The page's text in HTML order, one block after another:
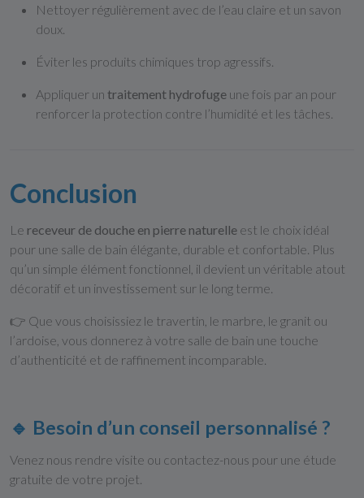
Nettoyer régulièrement avec de l’eau claire et un savon
doux.
Éviter les produits chimiques trop agressifs.
Appliquer un traitement hydrofuge une fois par an pour
renforcer la protection contre l’humidité et les tâches.
Conclusion
Le receveur de douche en pierre naturelle est le choix idéal
pour une salle de bain élégante, durable et confortable. Plus
qu’un simple élément fonctionnel, il devient un véritable atout
décoratif et un investissement sur le long terme.
👉 Que vous choisissiez le travertin, le marbre, le granit ou
l’ardoise, vous donnerez à votre salle de bain une touche
d’authenticité et de raffinement incomparable.
🔹 Besoin d’un conseil personnalisé ?
Venez nous rendre visite ou contactez-nous pour une étude
gratuite de votre projet.